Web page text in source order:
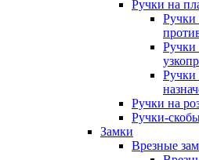
Ручки на
Ручки
Ручки
Ручки
Ручки на
Ручки-
Замки
Врезные